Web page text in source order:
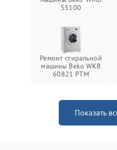
55100
Ремонт стиральной
машины Beko WKB
60821 PTМ
Показать